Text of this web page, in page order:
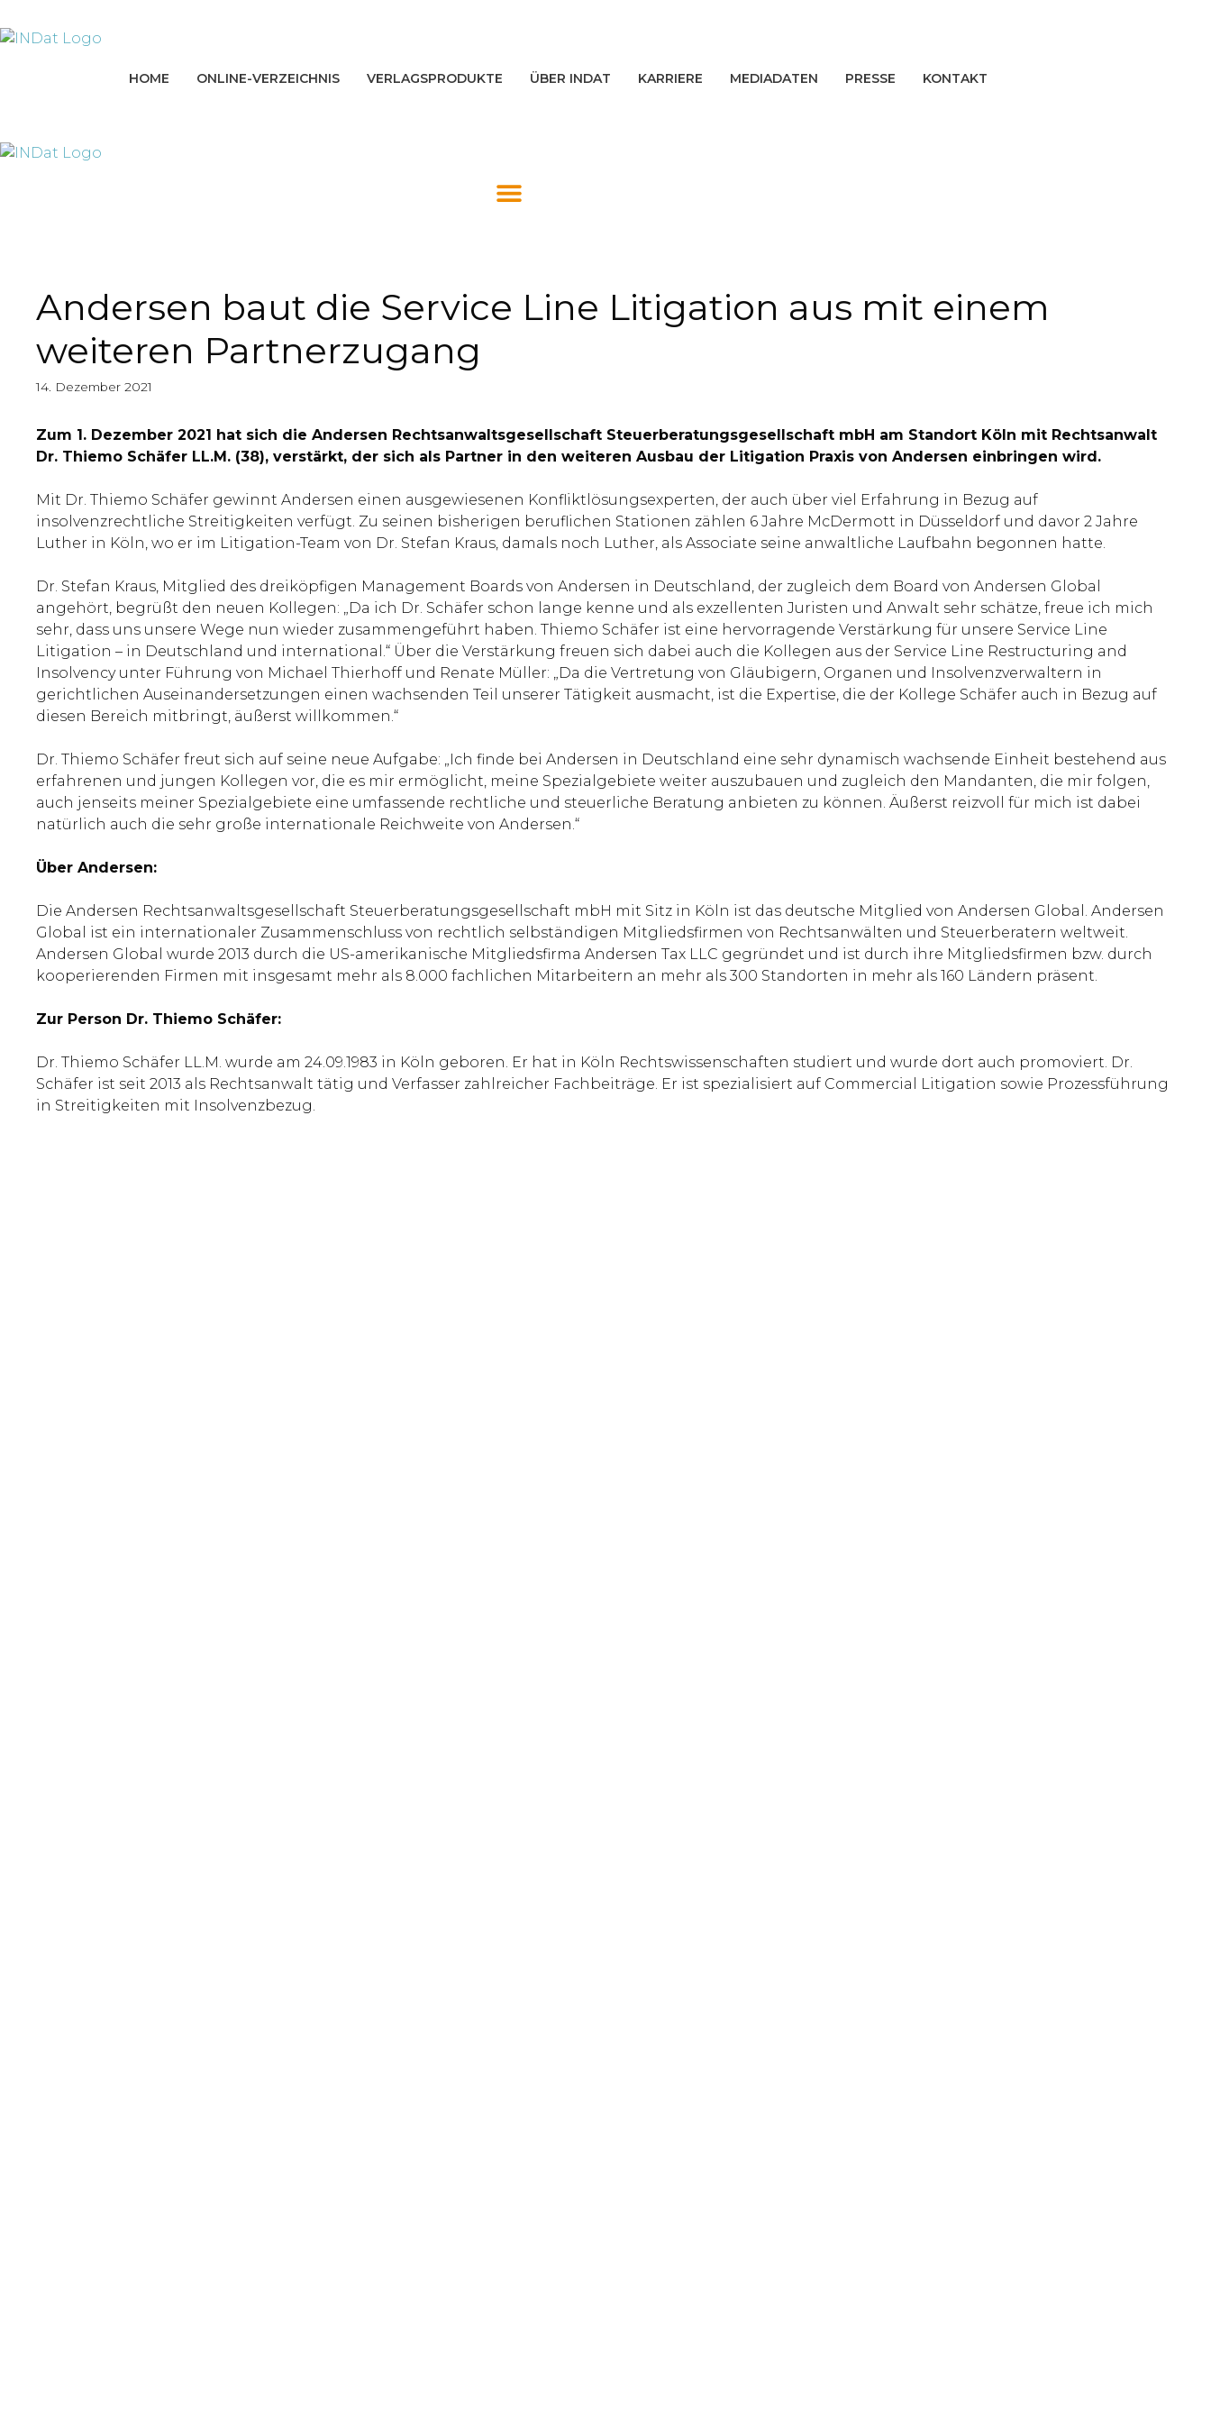
Inhalt
HOME ONLINE-VERZEICHNIS VERLAGSPRODUKTE ÜBER INDAT KARRIERE MEDIADATEN PRESSE KONTAKT
Andersen baut die Service Line Litigation aus mit einem
weiteren Partnerzugang
14. Dezember 2021
Zum 1. Dezember 2021 hat sich die Andersen Rechtsanwaltsgesellschaft Steuerberatungsgesellschaft mbH am Standort Köln mit Rechtsanwalt
Dr. Thiemo Schäfer LL.M. (38), verstärkt, der sich als Partner in den weiteren Ausbau der Litigation Praxis von Andersen einbringen wird.
Mit Dr. Thiemo Schäfer gewinnt Andersen einen ausgewiesenen Konfliktlösungsexperten, der auch über viel Erfahrung in Bezug auf
insolvenzrechtliche Streitigkeiten verfügt. Zu seinen bisherigen beruflichen Stationen zählen 6 Jahre McDermott in Düsseldorf und davor 2 Jahre
Luther in Köln, wo er im Litigation-Team von Dr. Stefan Kraus, damals noch Luther, als Associate seine anwaltliche Laufbahn begonnen hatte.
Dr. Stefan Kraus, Mitglied des dreiköpfigen Management Boards von Andersen in Deutschland, der zugleich dem Board von Andersen Global
angehört, begrüßt den neuen Kollegen: „Da ich Dr. Schäfer schon lange kenne und als exzellenten Juristen und Anwalt sehr schätze, freue ich mich
sehr, dass uns unsere Wege nun wieder zusammengeführt haben. Thiemo Schäfer ist eine hervorragende Verstärkung für unsere Service Line
Litigation – in Deutschland und international.“ Über die Verstärkung freuen sich dabei auch die Kollegen aus der Service Line Restructuring and
Insolvency unter Führung von Michael Thierhoff und Renate Müller: „Da die Vertretung von Gläubigern, Organen und Insolvenzverwaltern in
gerichtlichen Auseinandersetzungen einen wachsenden Teil unserer Tätigkeit ausmacht, ist die Expertise, die der Kollege Schäfer auch in Bezug auf
diesen Bereich mitbringt, äußerst willkommen.“
Dr. Thiemo Schäfer freut sich auf seine neue Aufgabe: „Ich finde bei Andersen in Deutschland eine sehr dynamisch wachsende Einheit bestehend aus
erfahrenen und jungen Kollegen vor, die es mir ermöglicht, meine Spezialgebiete weiter auszubauen und zugleich den Mandanten, die mir folgen,
auch jenseits meiner Spezialgebiete eine umfassende rechtliche und steuerliche Beratung anbieten zu können. Äußerst reizvoll für mich ist dabei
natürlich auch die sehr große internationale Reichweite von Andersen.“
Über Andersen:
Die Andersen Rechtsanwaltsgesellschaft Steuerberatungsgesellschaft mbH mit Sitz in Köln ist das deutsche Mitglied von Andersen Global. Andersen
Global ist ein internationaler Zusammenschluss von rechtlich selbständigen Mitgliedsfirmen von Rechtsanwälten und Steuerberatern weltweit.
Andersen Global wurde 2013 durch die US-amerikanische Mitgliedsfirma Andersen Tax LLC gegründet und ist durch ihre Mitgliedsfirmen bzw. durch
kooperierenden Firmen mit insgesamt mehr als 8.000 fachlichen Mitarbeitern an mehr als 300 Standorten in mehr als 160 Ländern präsent.
Zur Person Dr. Thiemo Schäfer:
Dr. Thiemo Schäfer LL.M. wurde am 24.09.1983 in Köln geboren. Er hat in Köln Rechtswissenschaften studiert und wurde dort auch promoviert. Dr.
Schäfer ist seit 2013 als Rechtsanwalt tätig und Verfasser zahlreicher Fachbeiträge. Er ist spezialisiert auf Commercial Litigation sowie Prozessführung
in Streitigkeiten mit Insolvenzbezug.